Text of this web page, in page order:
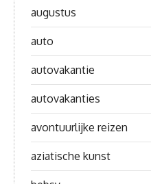
augustus
auto
autovakantie
autovakanties
avontuurlijke reizen
aziatische kunst